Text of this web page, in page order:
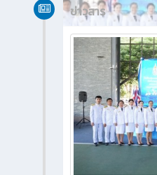
ข่าวสาร